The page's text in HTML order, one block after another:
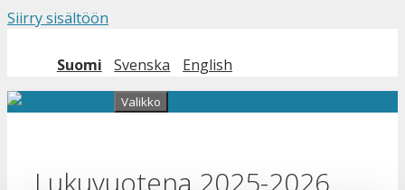
Siirry sisältöön
Suomi Svenska English
Valikko
Lukuvuotena 2025-2026